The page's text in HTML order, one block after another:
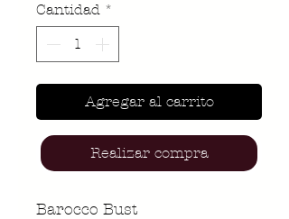
Cantidad *
Agregar al carrito
Realizar compra
Barocco Bust